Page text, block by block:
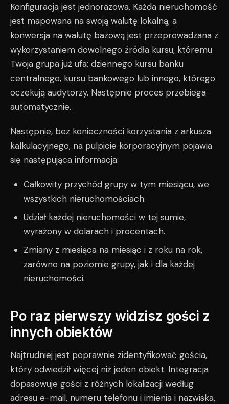
Konfiguracja jest jednorazowa. Każda nieruchomość
jest mapowana na swoją walutę lokalną, a
konwersja na walutę bazową jest przeprowadzana z
wykorzystaniem dowolnego źródła kursu, któremu
Twoja grupa już ufa: dziennego kursu banku
centralnego, kursu bankowego lub innego, którego
oczekują audytorzy. Następnie proces przebiega
automatycznie.
Następnie, bez konieczności korzystania z arkusza
kalkulacyjnego, na pulpicie korporacyjnym pojawia
się następująca informacja:
Całkowity przychód grupy w tym miesiącu, we
wszystkich nieruchomościach.
Udział każdej nieruchomości w tej sumie,
wyrażony w dolarach i procentach.
Zmiany z miesiąca na miesiąc i z roku na rok,
zarówno na poziomie grupy, jak i dla każdej
nieruchomości.
Po raz pierwszy widzisz gości z
innych obiektów
Najtrudniej jest poprawnie zidentyfikować gościa,
który odwiedził więcej niż jeden obiekt. Integracja
dopasowuje gości z różnych lokalizacji według
adresu e-mail, numeru telefonu i imienia i nazwiska,